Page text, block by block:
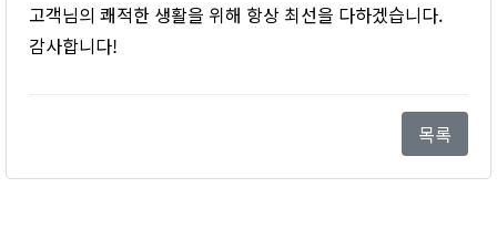
고객님의 쾌적한 생활을 위해 항상 최선을 다하겠습니다.
감사합니다!
목록